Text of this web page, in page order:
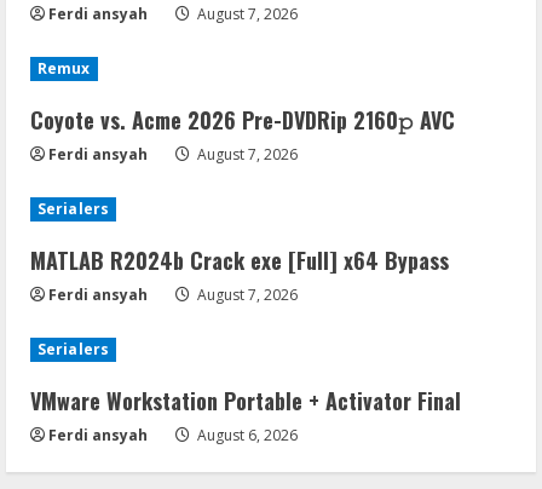
Ferdi ansyah August 7, 2026
Remux
Coyote vs. Acme 2026 Pre-DVDRip 2160𝚙 AVC
Ferdi ansyah August 7, 2026
Serialers
MATLAB R2024b Crack exe [Full] x64 Bypass
Ferdi ansyah August 7, 2026
Serialers
VMware Workstation Portable + Activator Final
Ferdi ansyah August 6, 2026